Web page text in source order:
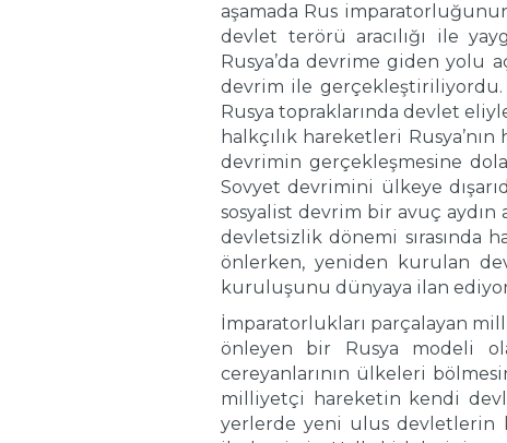
aşamada Rus
devlet terörü aracılığı ile
Rusya’da devrime giden yolu
devrim ile gerçekleştiriliyordu.
Rusya topraklarında devlet
halkçılık hareketleri
devrimin gerçekleşmesine
Sovyet devrimini ülkeye
sosyalist devrim bir avuç aydın
devletsizlik dönemi sırasında
önlerken, yeniden kurulan
kuruluşunu dünyaya ilan
İmparatorlukları parçalayan
önleyen bir Rusya modeli
cereyanlarının ülkeleri
milliyetçi hareketin kendi
yerlerde yeni ulus devletlerin